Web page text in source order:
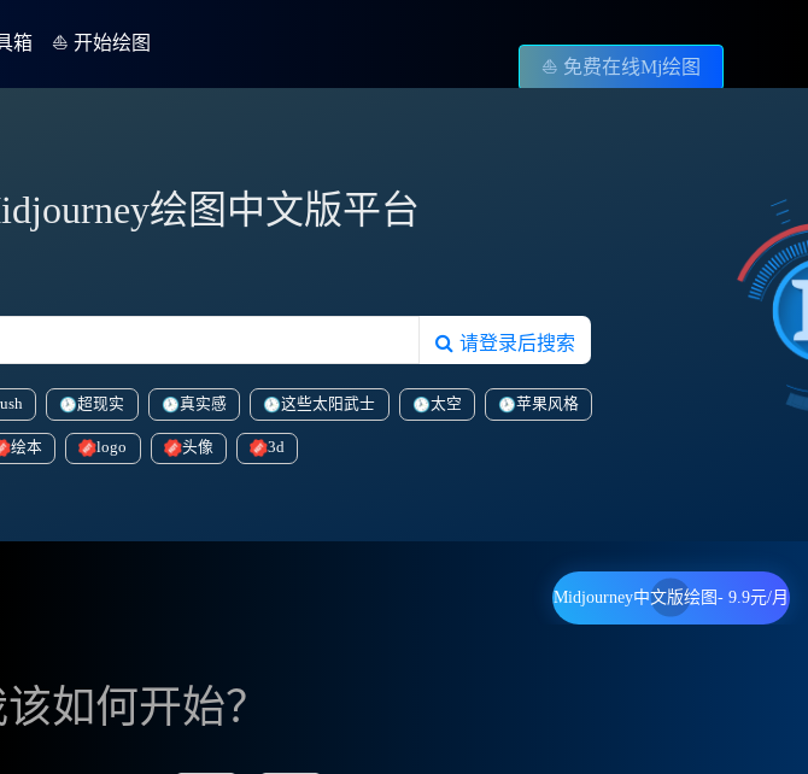
箱
⛵️ 开始绘图
⛵️ 免费在线Mj绘图
绘图中文版平台
请登录后搜索
超现实 真实感 这些太阳武士 太空 苹果风格
绘本 logo 头像 3d
Midjourney中文版绘图- 9.9元/月
如何开始？